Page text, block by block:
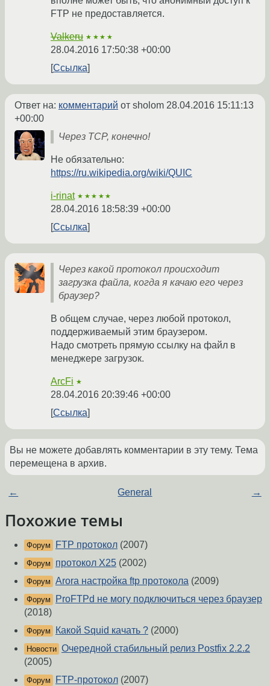
FTP не предоставляется.
Valkeru ★★★★
28.04.2016 17:50:38 +00:00
Ссылка
Ответ на: комментарий от sholom 28.04.2016 15:11:13
+00:00
Через TCP, конечно!
Не обязательно:
https://ru.wikipedia.org/wiki/QUIC
i-rinat ★★★★★
28.04.2016 18:58:39 +00:00
Ссылка
Через какой протокол происходит
загрузка файла, когда я качаю его через
браузер?
В общем случае, через любой протокол,
поддерживаемый этим браузером.
Надо смотреть прямую ссылку на файл в
менеджере загрузок.
ArcFi ★
28.04.2016 20:39:46 +00:00
Ссылка
Вы не можете добавлять комментарии в эту тему. Тема
перемещена в архив.
← General →
Похожие темы
Форум FTP протокол (2007)
Форум протокол X25 (2002)
Форум Arora настройка ftp протокола (2009)
Форум
ProFTPd не могу подключиться через браузер
(2018)
Форум Какой Squid качать ? (2000)
Новости Очередной стабильный релиз Postfix 2.2.2
(2005)
Форум FTP-протокол (2007)